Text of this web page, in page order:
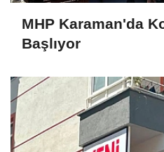
MHP Karaman'da
Başlıyor